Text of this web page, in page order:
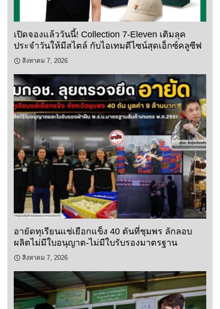
เปิดจองแล้ววันนี้! Collection 7-Eleven เติมลุค
ประจำวันให้มีสไตล์ กับไอเทมดีไซน์สุดเอ็กซ์คลูซีฟ
สิงหาคม 7, 2026
อายัดทุเรียนแช่เยือกแข็ง 40 ตันที่ชุมพร ลักลอบ
ผลิตไม่มีใบอนุญาต-ไม่มีใบรับรองมาตรฐาน
สิงหาคม 7, 2026